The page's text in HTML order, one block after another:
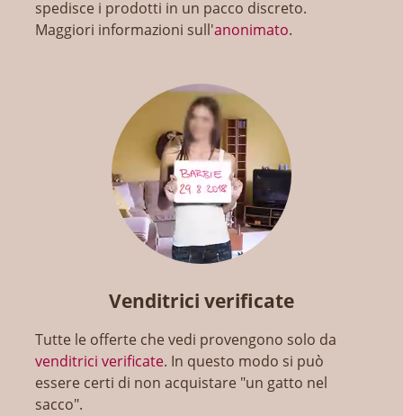
spedisce i prodotti in un pacco discreto.
Maggiori informazioni sull'anonimato.
Venditrici verificate
Tutte le offerte che vedi provengono solo da
venditrici verificate. In questo modo si può
essere certi di non acquistare "un gatto nel
sacco".